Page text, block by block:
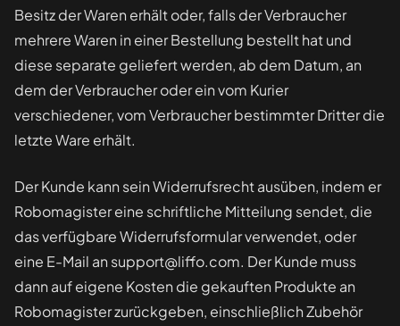
Besitz der Waren erhält oder, falls der Verbraucher
mehrere Waren in einer Bestellung bestellt hat und
diese separate geliefert werden, ab dem Datum, an
dem der Verbraucher oder ein vom Kurier
verschiedener, vom Verbraucher bestimmter Dritter die
letzte Ware erhält.
Der Kunde kann sein Widerrufsrecht ausüben, indem er
Robomagister eine schriftliche Mitteilung sendet, die
das verfügbare Widerrufsformular verwendet, oder
eine E-Mail an support@liffo.com. Der Kunde muss
dann auf eigene Kosten die gekauften Produkte an
Robomagister zurückgeben, einschließlich Zubehör